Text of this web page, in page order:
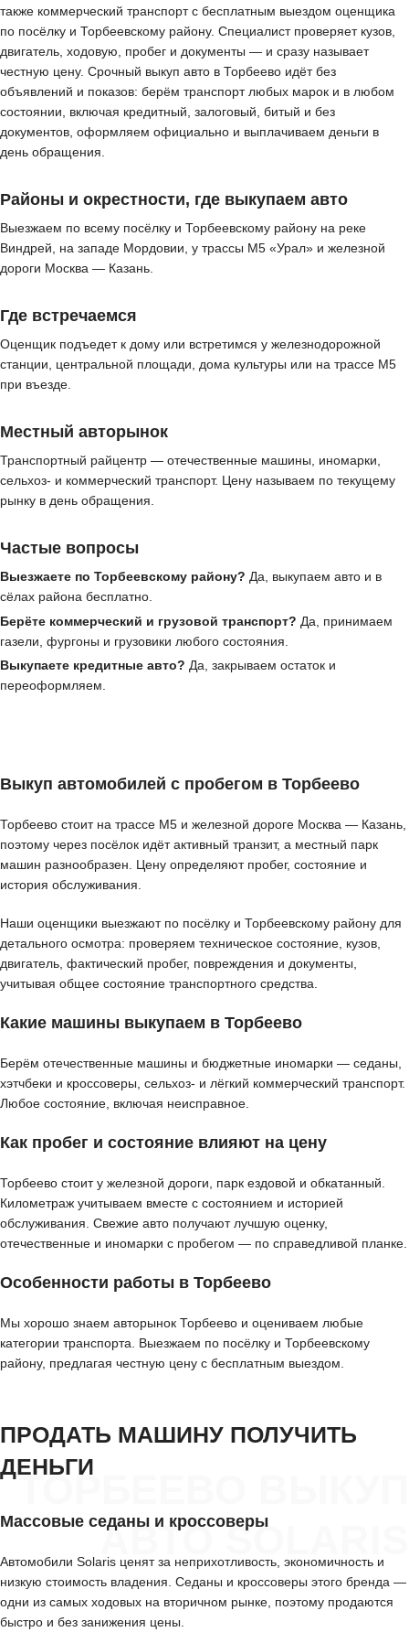
также коммерческий транспорт с бесплатным выездом оценщика
по посёлку и Торбеевскому району. Специалист проверяет кузов,
двигатель, ходовую, пробег и документы — и сразу называет
честную цену. Срочный выкуп авто в Торбеево идёт без
объявлений и показов: берём транспорт любых марок и в любом
состоянии, включая кредитный, залоговый, битый и без
документов, оформляем официально и выплачиваем деньги в
день обращения.
Районы и окрестности, где выкупаем авто
Выезжаем по всему посёлку и Торбеевскому району на реке
Виндрей, на западе Мордовии, у трассы М5 «Урал» и железной
дороги Москва — Казань.
Где встречаемся
Оценщик подъедет к дому или встретимся у железнодорожной
станции, центральной площади, дома культуры или на трассе М5
при въезде.
Местный авторынок
Транспортный райцентр — отечественные машины, иномарки,
сельхоз- и коммерческий транспорт. Цену называем по текущему
рынку в день обращения.
Частые вопросы
Выезжаете по Торбеевскому району? Да, выкупаем авто и в
сёлах района бесплатно.
Берёте коммерческий и грузовой транспорт? Да, принимаем
газели, фургоны и грузовики любого состояния.
Выкупаете кредитные авто? Да, закрываем остаток и
переоформляем.
Выкуп автомобилей с пробегом в Торбеево
Торбеево стоит на трассе М5 и железной дороге Москва — Казань,
поэтому через посёлок идёт активный транзит, а местный парк
машин разнообразен. Цену определяют пробег, состояние и
история обслуживания.
Наши оценщики выезжают по посёлку и Торбеевскому району для
детального осмотра: проверяем техническое состояние, кузов,
двигатель, фактический пробег, повреждения и документы,
учитывая общее состояние транспортного средства.
Какие машины выкупаем в Торбеево
Берём отечественные машины и бюджетные иномарки — седаны,
хэтчбеки и кроссоверы, сельхоз- и лёгкий коммерческий транспорт.
Любое состояние, включая неисправное.
Как пробег и состояние влияют на цену
Торбеево стоит у железной дороги, парк ездовой и обкатанный.
Километраж учитываем вместе с состоянием и историей
обслуживания. Свежие авто получают лучшую оценку,
отечественные и иномарки с пробегом — по справедливой планке.
Особенности работы в Торбеево
Мы хорошо знаем авторынок Торбеево и оцениваем любые
категории транспорта. Выезжаем по посёлку и Торбеевскому
району, предлагая честную цену с бесплатным выездом.
ТОРБЕЕВО ВЫКУП
АВТО SOLARIS
ПРОДАТЬ МАШИНУ ПОЛУЧИТЬ
ДЕНЬГИ
Массовые седаны и кроссоверы
Автомобили Solaris ценят за неприхотливость, экономичность и
низкую стоимость владения. Седаны и кроссоверы этого бренда —
одни из самых ходовых на вторичном рынке, поэтому продаются
быстро и без занижения цены.